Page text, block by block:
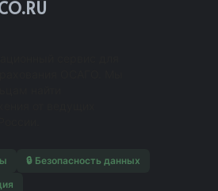
🔒 Безопасность данных